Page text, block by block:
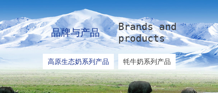
品牌与产品
Brands and
products
高原生态奶系列产品 牦牛奶系列产品